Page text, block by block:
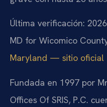
Última verificación:
MD for Wicomico
Maryland — sitio oficial
Fundada en 1997 por
Offices Of SRIS, P.C.